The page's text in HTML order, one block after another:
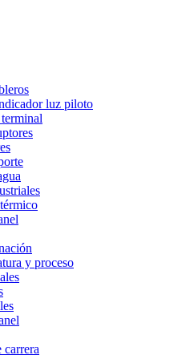
luz piloto
y proceso
carrera